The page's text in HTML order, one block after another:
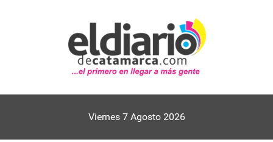
Viernes 7 Agosto 2026